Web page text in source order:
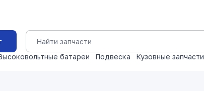
батареи Подвеска Кузовные запчасти